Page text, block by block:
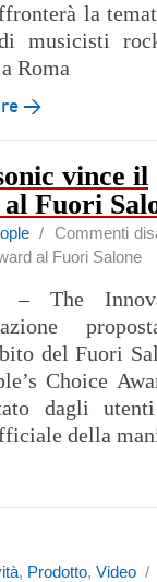
la
musicisti
Roma
→
vince il
al Fuori
/ Commenti
al Fuori Salone
– The
del Fuori
Choice
dagli utenti
della
, Prodotto,Video